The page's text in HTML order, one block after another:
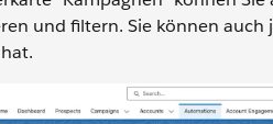
und filtern. Sie können